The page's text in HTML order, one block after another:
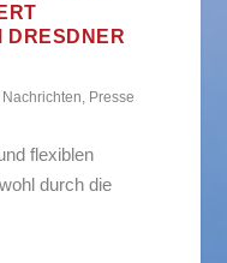
DRESDNER
Nachrichten Presse
flexiblen
durch die